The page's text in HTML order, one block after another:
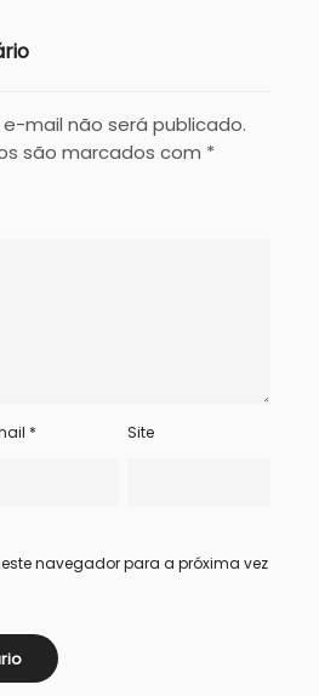
mail não será publicado.
são marcados com *
* Site
navegador para a próxima vez